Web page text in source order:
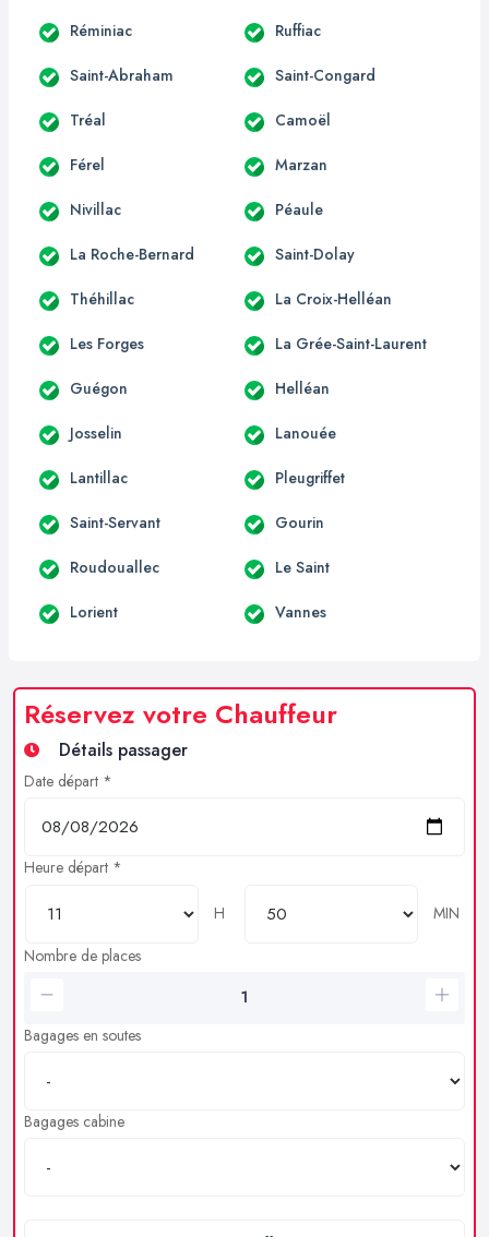
Réminiac Ruffiac
Saint-Abraham Saint-Congard
Tréal Camoël
Férel Marzan
Nivillac Péaule
La Roche-Bernard Saint-Dolay
Théhillac La Croix-Helléan
Les Forges La Grée-Saint-Laurent
Guégon Helléan
Josselin Lanouée
Lantillac Pleugriffet
Saint-Servant Gourin
Roudouallec Le Saint
Lorient Vannes
Réservez votre Chauffeur
Détails passager
Date départ *
Heure départ *
H
MIN
Nombre de places
Bagages en soutes
Bagages cabine